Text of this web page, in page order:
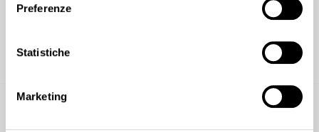
Preferenze
Statistiche
Marketing
CONTATTA